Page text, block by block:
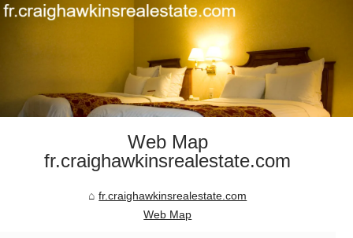
Web Map
fr.craighawkinsrealestate.com
fr.craighawkinsrealestate.com
Web Map